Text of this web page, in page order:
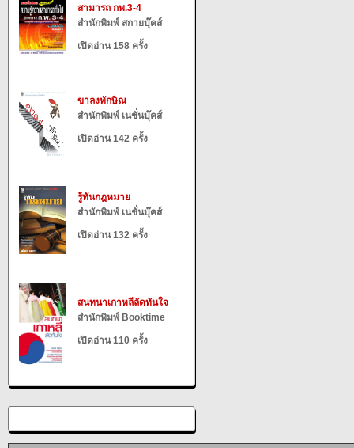
สามารถ กพ.3-4
สำนักพิมพ์ สกายบุ๊คส์
เปิดอ่าน 158 ครั้ง
ขาลงทักษิณ
สำนักพิมพ์ เนชั่นบุ๊คส์
เปิดอ่าน 142 ครั้ง
รู้ทันกฎหมาย
สำนักพิมพ์ เนชั่นบุ๊คส์
เปิดอ่าน 132 ครั้ง
สนทนาเกาหลีลัดทันใจ
สำนักพิมพ์ Booktime
เปิดอ่าน 110 ครั้ง